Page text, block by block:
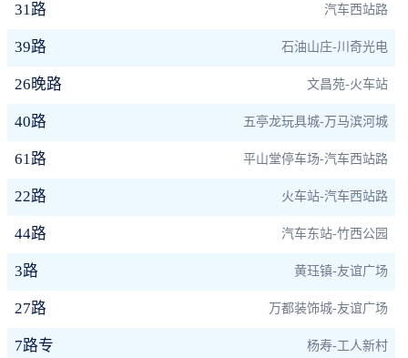
31路 汽车西站路
39路 石油山庄-川奇光电
26晚路 文昌苑-火车站
40路 五亭龙玩具城-万马滨河城
61路 平山堂停车场-汽车西站路
22路 火车站-汽车西站路
44路 汽车东站-竹西公园
3路 黄珏镇-友谊广场
27路 万都装饰城-友谊广场
7路专 杨寿-工人新村